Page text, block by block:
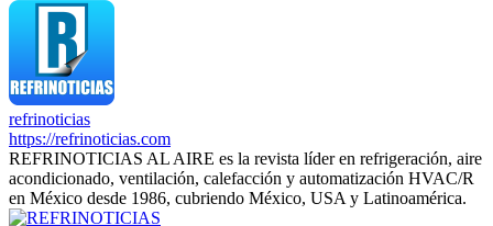
refrinoticias
https://refrinoticias.com
REFRINOTICIAS AL AIRE es la revista líder en refrigeración, aire
acondicionado, ventilación, calefacción y automatización HVAC/R
en México desde 1986, cubriendo México, USA y Latinoamérica.